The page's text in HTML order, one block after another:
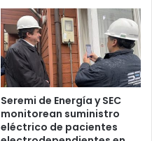
Seremi de Energía y SEC
monitorean suministro
eléctrico de pacientes